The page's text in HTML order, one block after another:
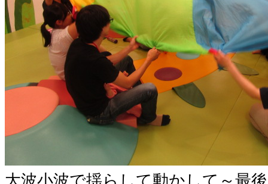
大波小波で揺らして動かして～最